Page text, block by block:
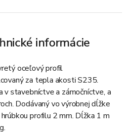
informácie
oceľový profil
za tepla akosti S235.
v stavebníctve a zámočníctve, a
Dodávaný vo výrobnej dĺžke
profilu 2 mm. Dĺžka 1 m